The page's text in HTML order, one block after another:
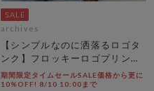
archives
【シンプルなのに洒落るロゴタ
ンク】フロッキーロゴプリント
タンク
期間限定タイムセールSALE価格から更に
10%OFF! 8/10 10:00まで